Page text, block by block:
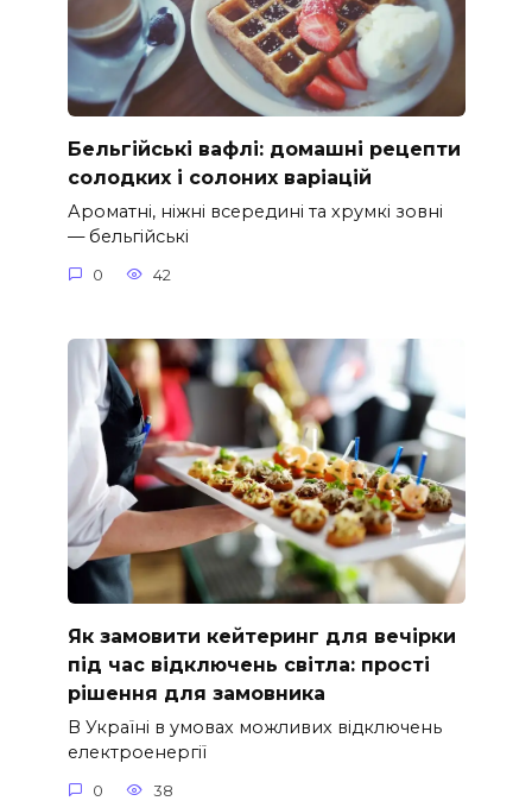
Бельгійські вафлі: домашні рецепти
солодких і солоних варіацій
Ароматні, ніжні всередині та хрумкі зовні
— бельгійські
0 42
Як замовити кейтеринг для вечірки
під час відключень світла: прості
рішення для замовника
В Україні в умовах можливих відключень
електроенергії
0 38